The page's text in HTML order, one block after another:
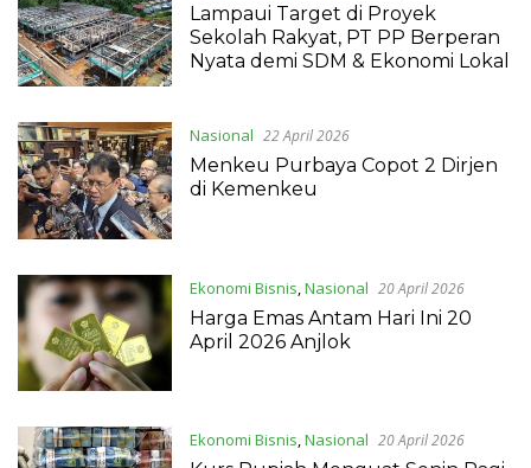
Lampaui Target di Proyek
Sekolah Rakyat, PT PP Berperan
Nyata demi SDM & Ekonomi Lokal
Nasional 22 April 2026
Menkeu Purbaya Copot 2 Dirjen
di Kemenkeu
Ekonomi Bisnis,Nasional 20 April 2026
Harga Emas Antam Hari Ini 20
April 2026 Anjlok
Ekonomi Bisnis,Nasional 20 April 2026